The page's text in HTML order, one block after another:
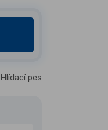
Hlídací pes